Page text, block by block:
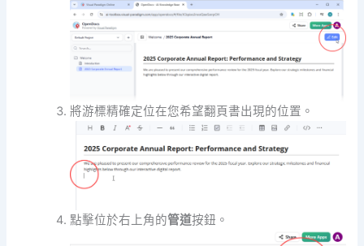
將游標精確定位在您希望翻頁書出現的位置。
點擊位於右上角的管道按鈕。